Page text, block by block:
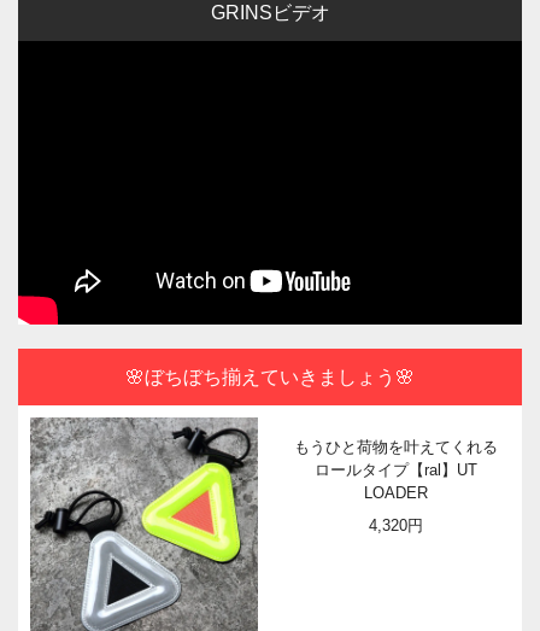
GRINSビデオ
🌸ぼちぼち揃えていきましょう🌸
もうひと荷物を叶えてくれる
ロールタイプ【ral】UT
LOADER
4,320円